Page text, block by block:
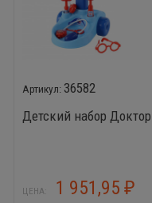
36582
Детский набор Доктор
ЦЕНА: 1 951,95 ₽